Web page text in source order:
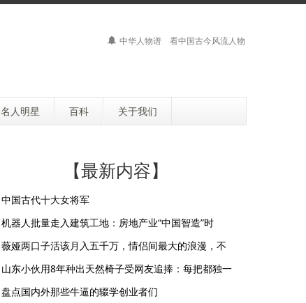
中华人物谱 看中国古今风流人物
名人明星 百科 关于我们
【最新内容】
中国古代十大女将军
机器人批量走入建筑工地：房地产业“中国智造”时
薇娅两口子活该月入五千万，情侣间最大的浪漫，不
山东小伙用8年种出天然椅子受网友追捧：每把都独一
盘点国内外那些牛逼的辍学创业者们